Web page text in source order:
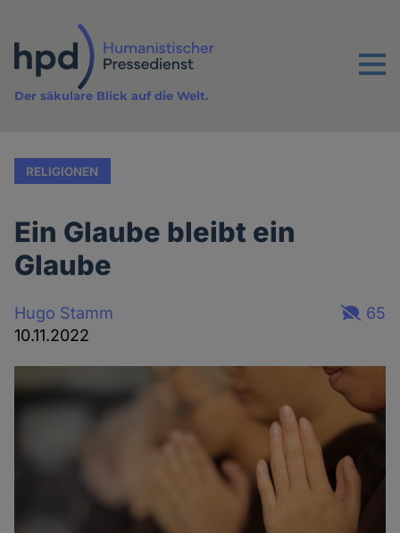
Inhalt
Menu
Der säkulare Blick auf die Welt.
RELIGIONEN
Ein Glaube bleibt ein
Glaube
Hugo Stamm
10.11.2022
65